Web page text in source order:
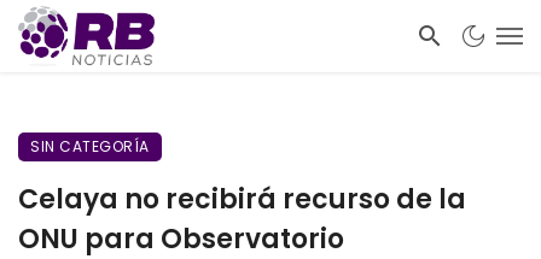
SIN CATEGORÍA
Celaya no recibirá recurso de la
ONU para Observatorio